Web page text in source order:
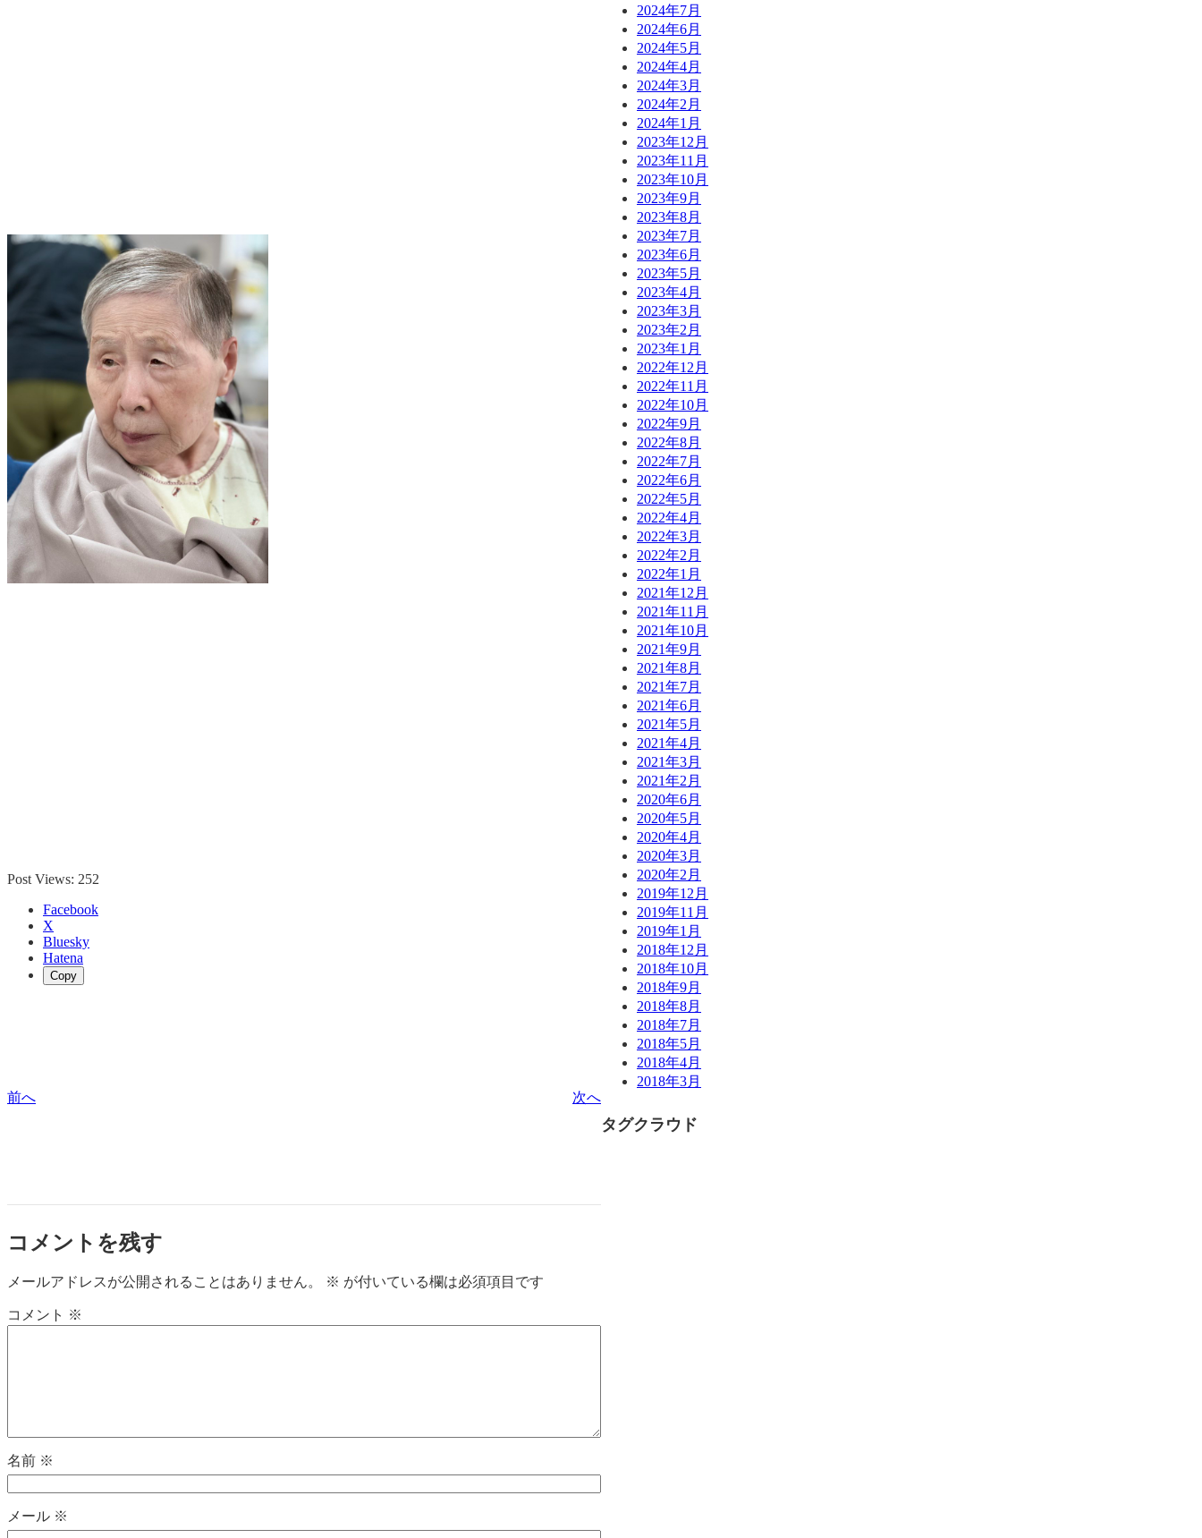
Post Views: 252
Facebook
X
Bluesky
Hatena
Copy
前へ 次へ
コメントを残す
メールアドレスが公開されることはありません。 ※ が付いている欄は必須項目です
コメント ※
名前 ※
メール ※
2024年7月
2024年6月
2024年5月
2024年4月
2024年3月
2024年2月
2024年1月
2023年12月
2023年11月
2023年10月
2023年9月
2023年8月
2023年7月
2023年6月
2023年5月
2023年4月
2023年3月
2023年2月
2023年1月
2022年12月
2022年11月
2022年10月
2022年9月
2022年8月
2022年7月
2022年6月
2022年5月
2022年4月
2022年3月
2022年2月
2022年1月
2021年12月
2021年11月
2021年10月
2021年9月
2021年8月
2021年7月
2021年6月
2021年5月
2021年4月
2021年3月
2021年2月
2020年6月
2020年5月
2020年4月
2020年3月
2020年2月
2019年12月
2019年11月
2019年1月
2018年12月
2018年10月
2018年9月
2018年8月
2018年7月
2018年5月
2018年4月
2018年3月
タグクラウド